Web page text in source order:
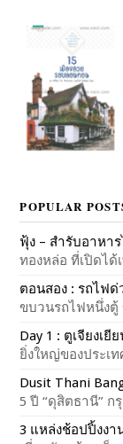
POPULAR
ฟุ้ง – สำรับอาหา
ทองหล่อ ที่เปิดได้เ
ตอนสอง : รถไฟด่
ขบวนรถไฟหนึ่ง
Day 1 : ตูเจียงเยี
ยิ่งใหญ่ของประเ
Dusit Thani
5 ปี “ดุสิตธานี” ก
3 แหล่งช้อปปิ้งงา